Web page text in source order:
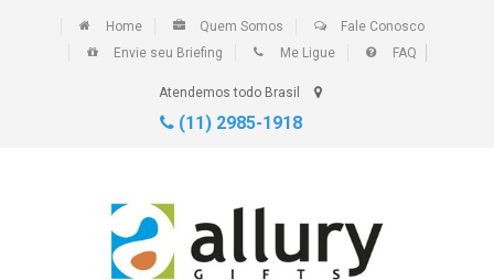
Home Quem Somos
Fale Conosco
Envie seu Briefing
Me Ligue FAQ
Atendemos todo Brasil
(11) 2985-1918